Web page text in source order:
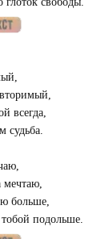
всегда,
судьба.
мечтаю,
больше,
подольше.